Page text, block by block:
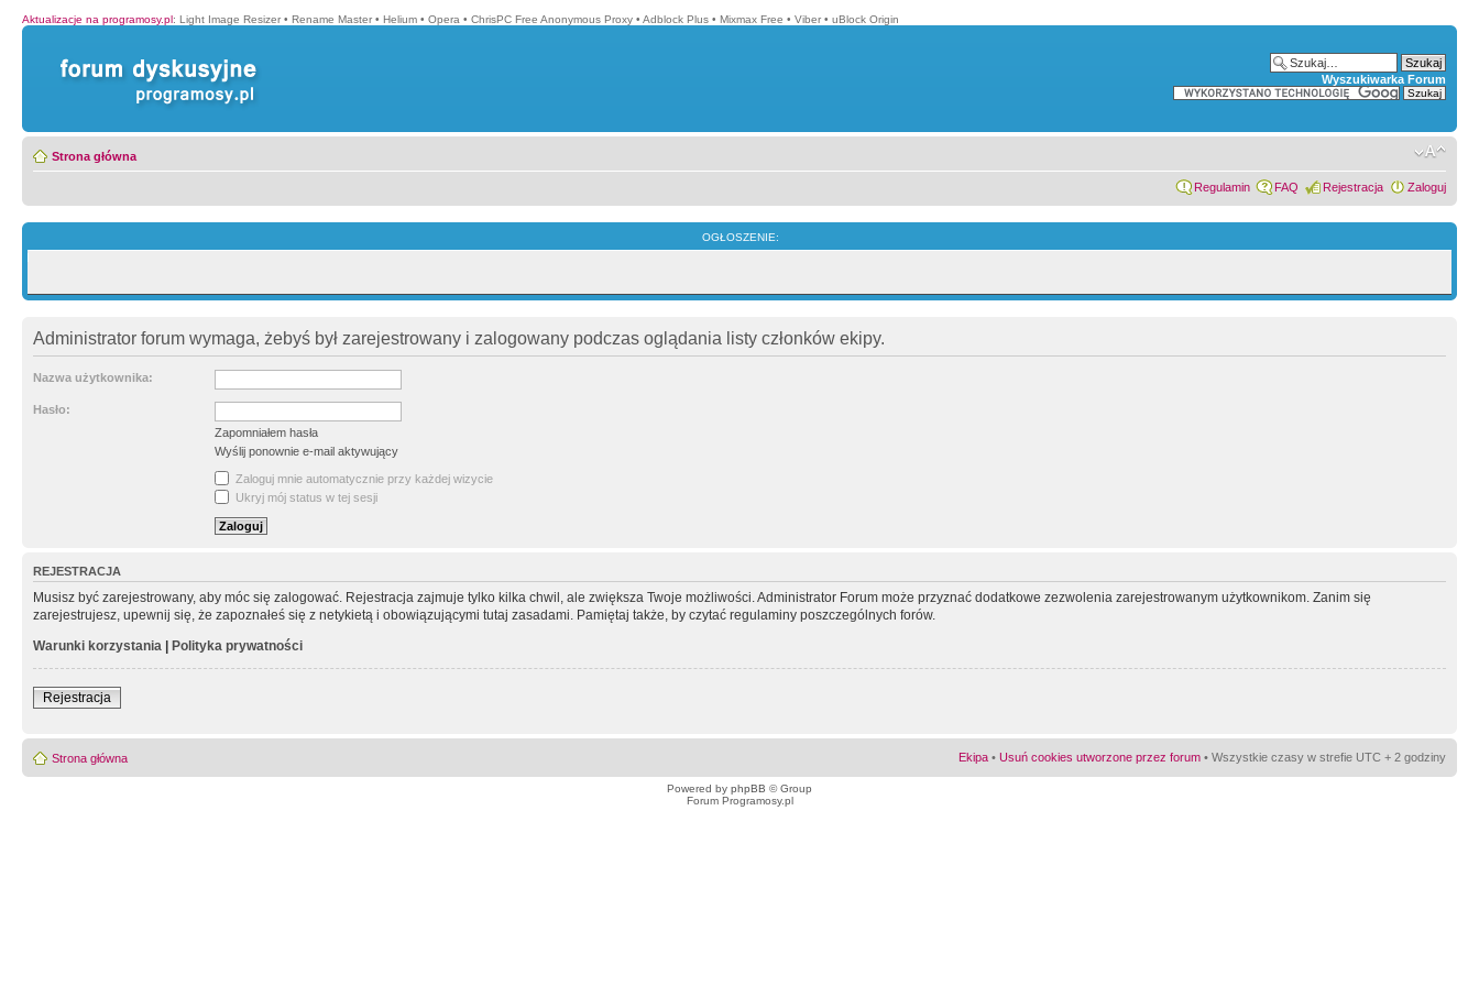
Aktualizacje na programosy.pl: Light Image Resizer • Rename Master • Helium • Opera • ChrisPC Free Anonymous Proxy • Adblock Plus • Mixmax Free • Viber • uBlock Origin
Wyszukiwarka Forum
Strona główna
Regulamin FAQ Rejestracja Zaloguj
OGŁOSZENIE:
Administrator forum wymaga, żebyś był zarejestrowany i zalogowany podczas oglądania listy członków ekipy.
Nazwa użytkownika:
Hasło:
Zapomniałem hasła
Wyślij ponownie e-mail aktywujący
Zaloguj mnie automatycznie przy każdej wizycie
Ukryj mój status w tej sesji
REJESTRACJA
Musisz być zarejestrowany, aby móc się zalogować. Rejestracja zajmuje tylko kilka chwil, ale zwiększa Twoje możliwości. Administrator Forum może przyznać dodatkowe zezwolenia zarejestrowanym użytkownikom. Zanim się
zarejestrujesz, upewnij się, że zapoznałeś się z netykietą i obowiązującymi tutaj zasadami. Pamiętaj także, by czytać regulaminy poszczególnych forów.
Warunki korzystania | Polityka prywatności
Rejestracja
Strona główna Ekipa • Usuń cookies utworzone przez forum • Wszystkie czasy w strefie UTC + 2 godziny
Powered by phpBB © Group
Forum Programosy.pl